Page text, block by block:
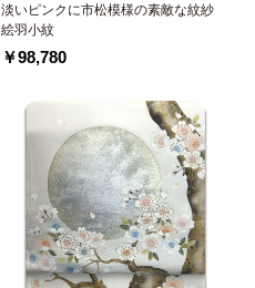
淡いピンクに市松模様の素敵な紋紗
絵羽小紋
￥98,780